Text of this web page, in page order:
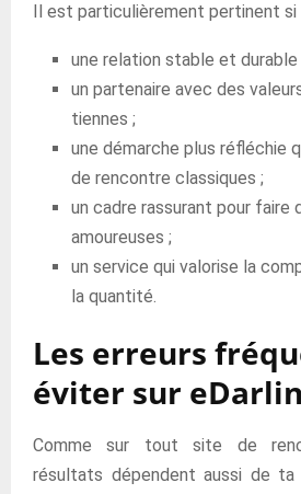
Il est particulièrement pertinent si
une relation stable et durable
un partenaire avec des
tiennes ;
une démarche plus réfléchie
de rencontre classiques ;
un cadre rassurant pour faire
amoureuses ;
un service qui valorise la
la quantité.
Les erreurs
éviter sur
Comme sur tout site de
résultats dépendent aussi de ta